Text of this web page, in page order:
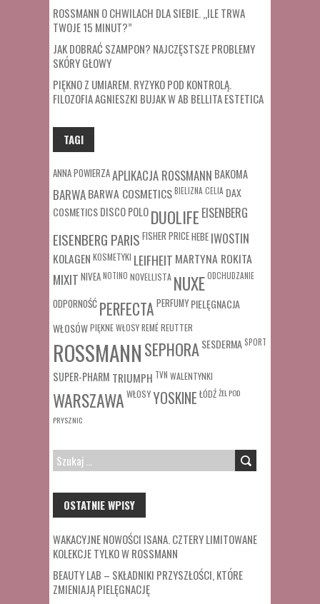
ROSSMANN O CHWILACH DLA SIEBIE. „ILE TRWA
TWOJE 15 MINUT?”
JAK DOBRAĆ SZAMPON? NAJCZĘSTSZE PROBLEMY
SKÓRY GŁOWY
PIĘKNO Z UMIAREM. RYZYKO POD KONTROLĄ.
FILOZOFIA AGNIESZKI BUJAK W AB BELLITA ESTETICA
TAGI
ANNA POWIERZAAPLIKACJA ROSSMANN BAKOMA
BARWABARWA COSMETICSBIELIZNA CELIA DAX
COSMETICSDISCO POLODUOLIFE EISENBERG
EISENBERG PARIS FISHER PRICEHEBE IWOSTIN
KOLAGEN KOSMETYKI LEIFHEIT MARTYNA ROKITA
MIXIT NIVEANOTINO NOVELLISTA NUXEODCHUDZANIE
ODPORNOŚĆ PERFECTA PERFUMY PIELĘGNACJA
WŁOSÓWPIĘKNE WŁOSYREMÉREUTTER
ROSSMANNSEPHORASESDERMA SPORT
SUPER-PHARM TRIUMPH TVN WALENTYNKI
WARSZAWA WŁOSYYOSKINE ŁÓDŹŻEL POD
PRYSZNIC
SZUKAJ:
OSTATNIE WPISY
WAKACYJNE NOWOŚCI ISANA. CZTERY LIMITOWANE
KOLEKCJE TYLKO W ROSSMANN
BEAUTY LAB – SKŁADNIKI PRZYSZŁOŚCI, KTÓRE
ZMIENIAJĄ PIELĘGNACJĘ